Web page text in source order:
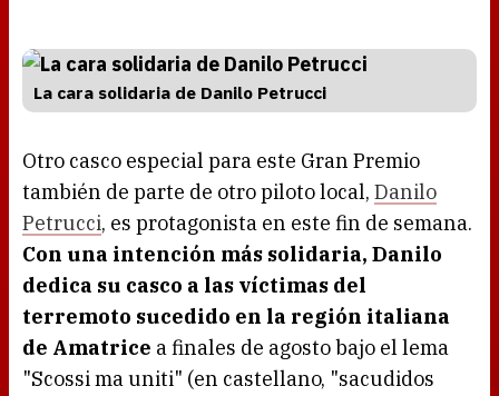
La cara solidaria de Danilo Petrucci
Otro casco especial para este Gran Premio
también de parte de otro piloto local, Danilo
Petrucci, es protagonista en este fin de semana.
Con una intención más solidaria, Danilo
dedica su casco a las víctimas del
terremoto sucedido en la región italiana
de Amatrice a finales de agosto bajo el lema
"Scossi ma uniti" (en castellano, "sacudidos